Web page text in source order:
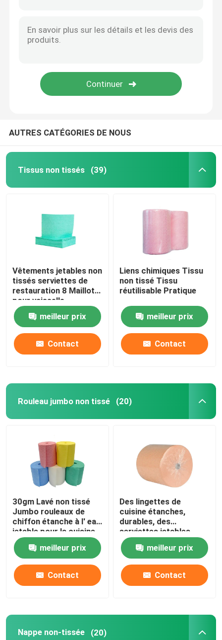
Nappe non-tissée
Chiffons de nettoyage de Spunlace
Chiffons de nettoyage jetables
Seringues de cuisine jetables
Une serviette de salon jetable
Tissu de lutte contre les mauvaises herbes
Laine de protection contre le gel
Sac de protection des végétaux
AUTRES CATÉGORIES DE NOUS
Tissus non tissés (39)
Vêtements jetables non
tissés serviettes de
restauration 8 Maillot
pour vaisselle
meilleur prix
Contact
Liens chimiques Tissu
non tissé Tissu
réutilisable Pratique
meilleur prix
Contact
Rouleau jumbo non tissé (20)
30gm Lavé non tissé
Jumbo rouleaux de
chiffon étanche à l' eau
jetable pour la cuisine
meilleur prix
Contact
Des lingettes de
cuisine étanches,
durables, des
serviettes jetables.
meilleur prix
Contact
Nappe non-tissée (20)